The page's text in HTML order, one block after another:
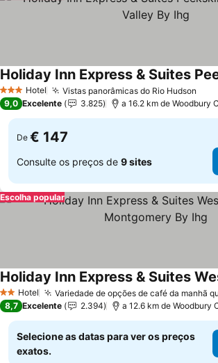
3 EstrelasHotel Vistas panorâmicas do Rio Hudson
9,0 Excelente 3.825
De € 147
Consulte os preços de 9 sites
Escolha popular
2 Estrelas
Hotel Variedade de opções de café da manhã
8,7 Excelente 2.394
Selecione as datas para ver os preços
exatos.